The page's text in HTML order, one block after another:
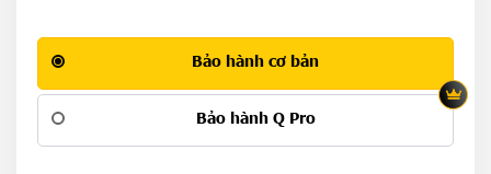
Bảo hành cơ bản
Bảo hành Q Pro